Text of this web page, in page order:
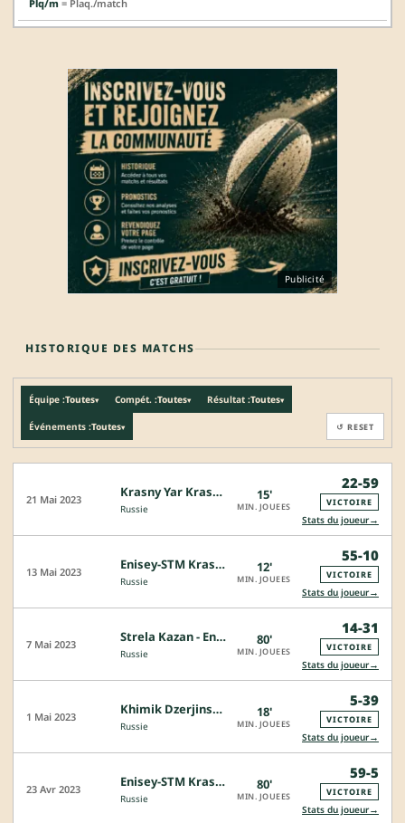
Plq/m = Plaq./match
Publicité
HISTORIQUE DES MATCHS
Équipe :Toutes▾ Compét. :Toutes▾ Résultat :Toutes▾
Événements :Toutes▾ ↺ RESET
21 Mai 2023 Krasny Yar Krasnoyarsk - Enisey-STM Krasnoyarsk
Russie
15'
MIN. JOUEES
22-59
VICTOIRE
Stats du joueur→
13 Mai 2023 Enisey-STM Krasnoyarsk - Metallurg Novokuznetsk
Russie
12'
MIN. JOUEES
55-10
VICTOIRE
Stats du joueur→
7 Mai 2023 Strela Kazan - Enisey-STM Krasnoyarsk
Russie
80'
MIN. JOUEES
14-31
VICTOIRE
Stats du joueur→
1 Mai 2023 Khimik Dzerjinsk - Enisey-STM Krasnoyarsk
Russie
18'
MIN. JOUEES
5-39
VICTOIRE
Stats du joueur→
23 Avr 2023 Enisey-STM Krasnoyarsk - Dynamo Moscou
Russie
80'
MIN. JOUEES
59-5
VICTOIRE
Stats du joueur→